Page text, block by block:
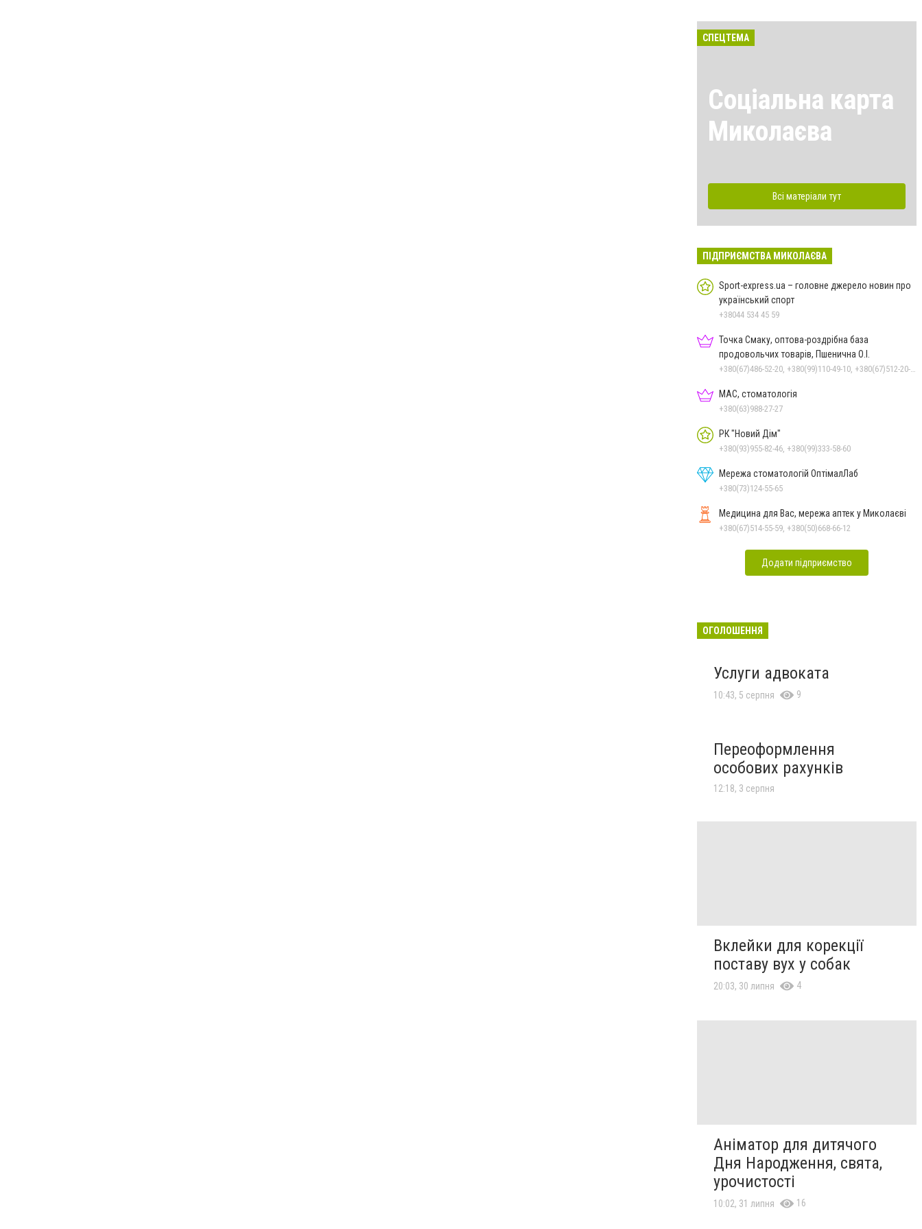
СПЕЦТЕМА
Соціальна карта
Миколаєва
Всі матеріали тут
ПІДПРИЄМСТВА МИКОЛАЄВА
Sport-express.ua – головне джерело новин про
український спорт
+38044 534 45 59
Точка Смаку, оптова-роздрібна база
продовольчих товарів, Пшенична О.І.
МАС, стоматологія
+380(63)988-27-27
РК "Новий Дім"
+380(93)955-82-46, +380(99)333-58-60
Мережа стоматологій ОптімалЛаб
+380(73)124-55-65
Медицина для Вас, мережа аптек у Миколаєві
+380(67)514-55-59, +380(50)668-66-12
Додати підприємство
ОГОЛОШЕННЯ
Услуги адвоката
10:43, 5 серпня 9
Переоформлення
особових рахунків
12:18, 3 серпня
Вклейки для корекції
поставу вух у собак
20:03, 30 липня 4
Аніматор для дитячого
Дня Народження, свята,
урочистості
10:02, 31 липня 16